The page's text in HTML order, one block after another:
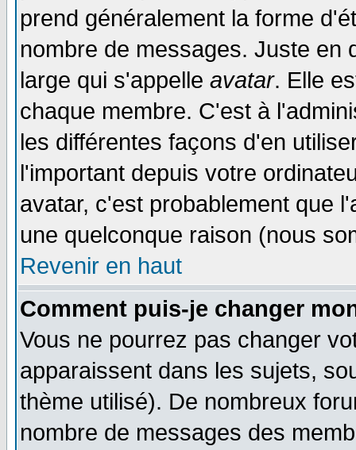
prend généralement la forme
nombre de messages. Juste en
large qui s'appelle avatar. Elle
chaque membre. C'est à
les différentes façons d'en
l'important depuis votre
avatar, c'est probablement que
une quelconque raison (nous
Revenir en haut
Comment puis-je changer
Vous ne pourrez pas changer
apparaissent dans les sujets,
thème utilisé). De nombreux
nombre de messages des